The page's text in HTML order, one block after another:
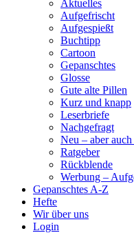
Aktuelles
Aufgefrischt
Aufgespießt
Buchtipp
Cartoon
Gepanschtes
Glosse
Gute alte Pillen
Kurz und knapp
Leserbriefe
Nachgefragt
Neu – aber auch
Ratgeber
Rückblende
Werbung –
Gepanschtes A-Z
Hefte
Wir über uns
Login